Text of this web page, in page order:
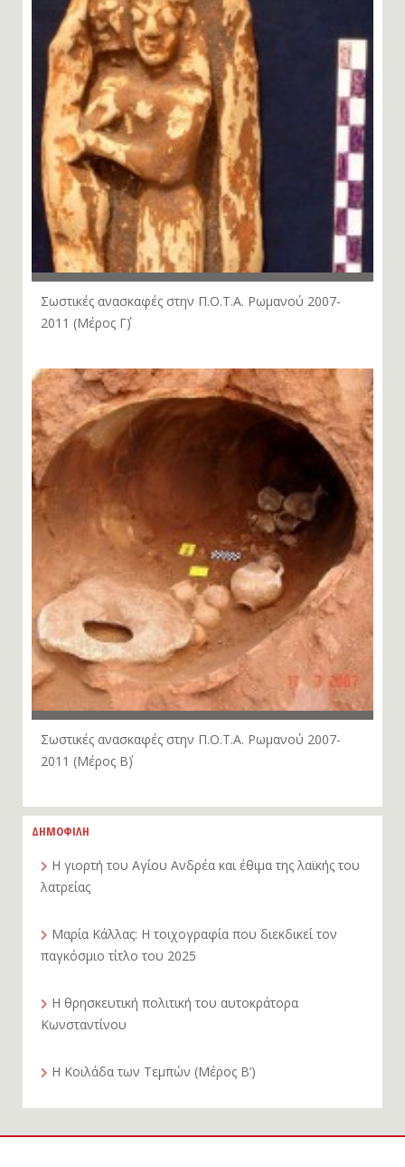
Σωστικές ανασκαφές στην Π.Ο.Τ.Α. Ρωμανού 2007-
2011 (Μέρος Γ΄)
Σωστικές ανασκαφές στην Π.Ο.Τ.Α. Ρωμανού 2007-
2011 (Μέρος Β΄)
ΔΗΜΟΦΙΛΗ
Η γιορτή του Αγίου Ανδρέα και έθιμα της λαϊκής του
λατρείας
Μαρία Κάλλας: Η τοιχογραφία που διεκδικεί τον
παγκόσμιο τίτλο του 2025
Η θρησκευτική πολιτική του αυτοκράτορα
Κωνσταντίνου
Η Κοιλάδα των Τεμπών (Μέρος Β’)